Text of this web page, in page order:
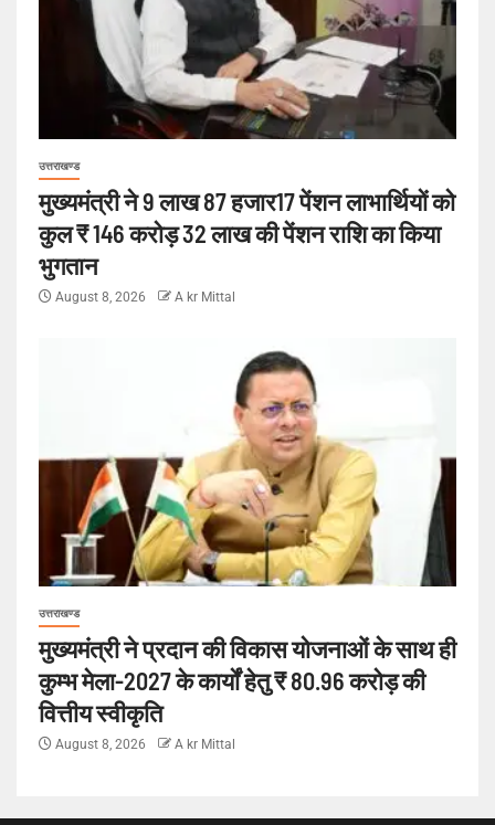
उत्तराखण्ड
मुख्यमंत्री ने 9 लाख 87 हजार17 पेंशन लाभार्थियों को
कुल ₹ 146 करोड़ 32 लाख की पेंशन राशि का किया
भुगतान
August 8, 2026 A kr Mittal
उत्तराखण्ड
मुख्यमंत्री ने प्रदान की विकास योजनाओं के साथ ही
कुम्भ मेला-2027 के कार्यों हेतु ₹ 80.96 करोड़ की
वित्तीय स्वीकृति
August 8, 2026 A kr Mittal